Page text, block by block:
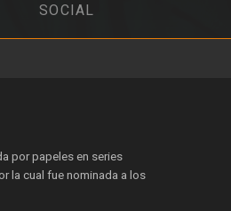
SOCIAL
por papeles en series
la cual fue nominada a los